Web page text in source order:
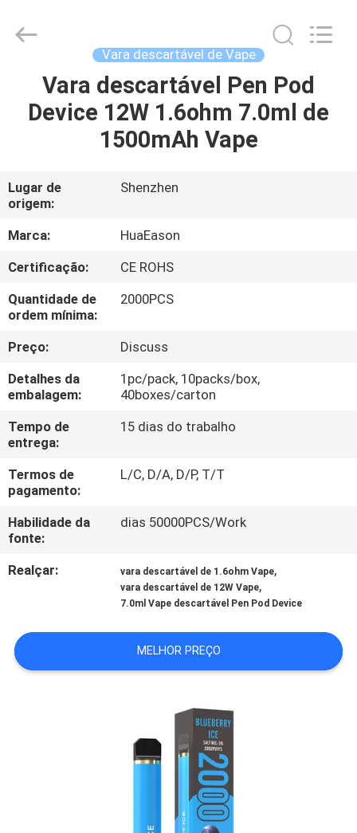
CASA
PRODUTOS
VÍDEOS
SOBRE
NÓS
EXCURSÃO
DA
FÁBRICA
CONTROLE
DA
QUALIDADE
PEÇA
CITAÇÕES
MAPA
DO
Ltd..
Vara descartável de Vape
Vara descartável Pen Pod
Device 12W 1.6ohm 7.0ml de
1500mAh Vape
Lugar de
origem:
Shenzhen
Marca:
HuaEason
Certificação:
CE ROHS
Quantidade de
ordem mínima:
2000PCS
Preço:
Discuss
Detalhes da
embalagem:
1pc/pack, 10packs/box,
40boxes/carton
Tempo de
entrega:
15 dias do trabalho
Termos de
pagamento:
L/C, D/A, D/P, T/T
Habilidade da
fonte:
dias 50000PCS/Work
Realçar: vara descartável de 1.6ohm Vape,
vara descartável de 12W Vape,
7.0ml Vape descartável Pen Pod Device
MELHOR PREÇO